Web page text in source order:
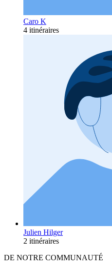
Caro K
4 itinéraires
Julien Hilger
2 itinéraires
DE NOTRE COMMUNAUTÉ